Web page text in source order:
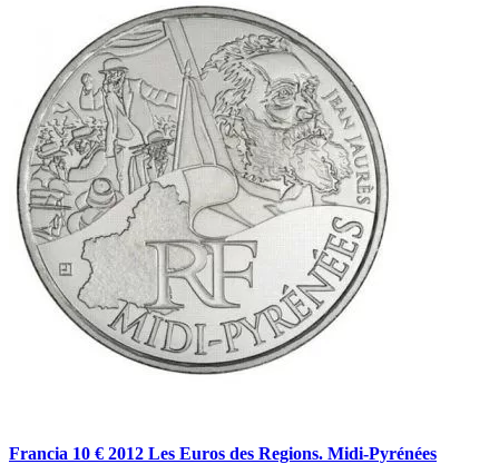
Francia 10 € 2012 Les Euros des Regions. Midi-Pyrénées